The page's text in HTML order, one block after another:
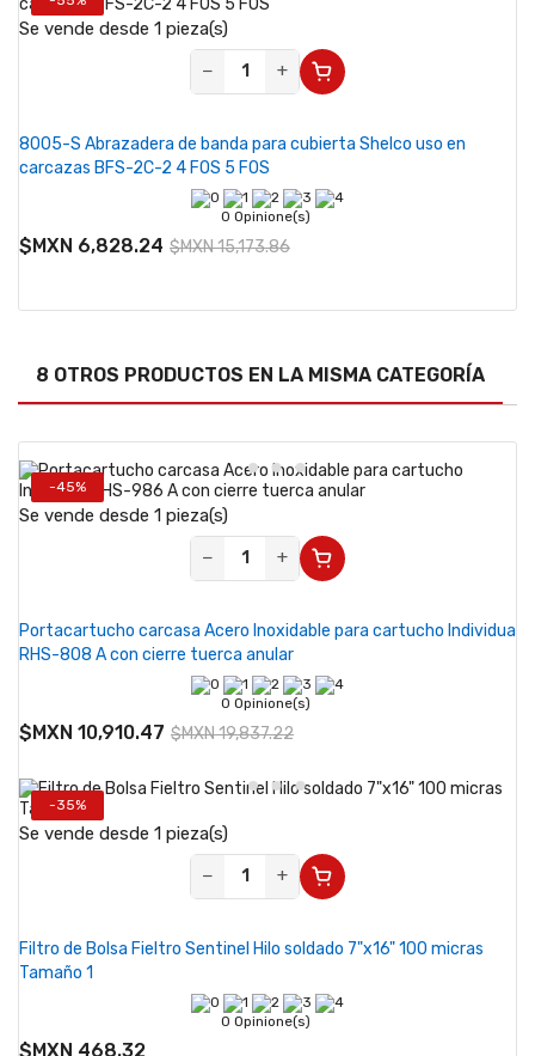
Se vende desde 1 pieza(s)
−
+
8005-S Abrazadera de banda para cubierta Shelco uso en
carcazas BFS-2C-2 4 FOS 5 FOS
0 Opinione(s)
$MXN 6,828.24 $MXN 15,173.86
8 OTROS PRODUCTOS EN LA MISMA CATEGORÍA
-45%
Se vende desde 1 pieza(s)
−
+
Portacartucho carcasa Acero Inoxidable para cartucho Individua
RHS-808 A con cierre tuerca anular
0 Opinione(s)
$MXN 10,910.47 $MXN 19,837.22
-35%
Se vende desde 1 pieza(s)
−
+
Filtro de Bolsa Fieltro Sentinel Hilo soldado 7"x16" 100 micras
Tamaño 1
0 Opinione(s)
$MXN 468.32